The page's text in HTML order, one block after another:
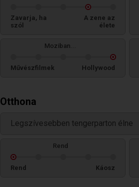
Zavarja, ha
szól
A zene az
élete
Moziban...
Művészfilmek Hollywood
Otthona
Legszívesebben tengerparton élne
Rend
Rend Káosz